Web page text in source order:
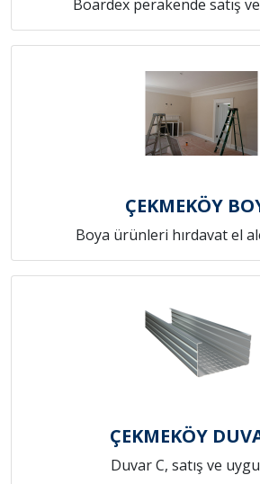
Boardex perakende satış
ÇEKMEKÖY
Boya ürünleri hırdavat el
ÇEKMEKÖY
Duvar C, satış ve